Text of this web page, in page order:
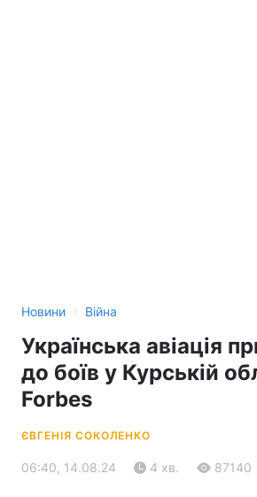
Новини › Війна
Українська авіація
до боїв у Курській
Forbes
ЄВГЕНІЯ СОКОЛЕНКО
06:40, 14.08.24 4 хв. 87140